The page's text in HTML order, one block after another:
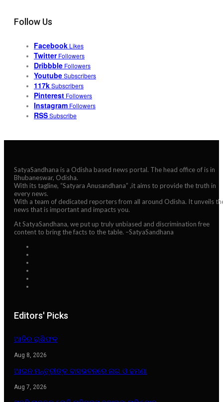
Follow Us
Facebook Likes
Twitter Followers
Dribbble Followers
YoutubeSubscribers
117kSubscribers
Pinterest Followers
Instagram Followers
RSSSubscribe
SatyaSandhana is a Odisha based news portal. The head office of is in
Bhubaneswar, Odisha.
With its tagline, “Satyara Anusandhana” ,it aims to provide the truth in
every news.
With a team of dedicated reporters from all around Odisha. It unveils
news that is important and impacts you.
At SatyaSandhana, we put up truly unbiased and discrimination free
content to bring the facts to the table. –SatyaSandhana
Editors' Picks
ଆଜିର ରାଶିଫଳ
Aug 8, 2026
ଆଇନ ମନ୍ତ୍ରୀଙ୍କ ବାସଭବନରେ ନାଗ ଓ ଢମଣା
Aug 7, 2026